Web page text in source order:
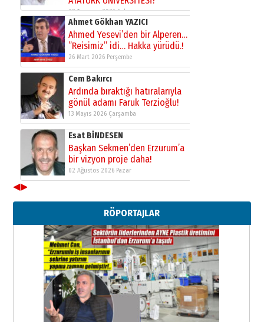
29 Haziran 2026 Pazartesi
Kenan GÜLERCİ
Murat Şahsuvaroğlu ERKON’da
çıtayı yukarı taşırken,
yönetimdekiler aşağı
çekmemeli!
17 Şubat 2026 SalıOrhan BOZKURT
Bir fotoğraf, bir şehir, bir
gazeteci… Dizginler kimin
elinde?
31 Mart 2026 Salı
A. Berhan Yılmaz
BİR BÖLÜM DEĞİL, BİR ÖMÜR
SEÇİYORSUNUZ… “NEDEN
Ahmet Gökhan YAZICI
Ahmed Yesevi’den bir Alperen…
”Reisimiz” idi… Hakka yürüdü.!
26 Mart 2026 Perşembe
Cem Bakırcı
Ardında bıraktığı hatıralarıyla
gönül adamı Faruk Terzioğlu!
13 Mayıs 2026 Çarşamba
◀▶
RÖPORTAJLAR